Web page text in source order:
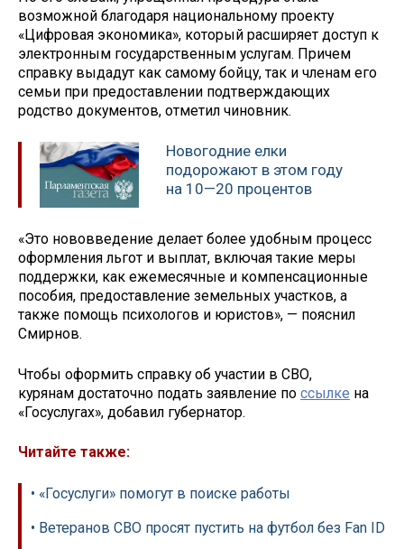
возможной благодаря национальному проекту
«Цифровая экономика», который расширяет доступ к
электронным государственным услугам. Причем
справку выдадут как самому бойцу, так и членам его
семьи при предоставлении подтверждающих
родство документов, отметил чиновник.
Новогодние елки
подорожают в этом году
на 10—20 процентов
«Это нововведение делает более удобным процесс
оформления льгот и выплат, включая такие меры
поддержки, как ежемесячные и компенсационные
пособия, предоставление земельных участков, а
также помощь психологов и юристов», — пояснил
Смирнов.
Чтобы оформить справку об участии в СВО,
курянам достаточно подать заявление по ссылке на
«Госуслугах», добавил губернатор.
Читайте также:
• «Госуслуги» помогут в поиске работы
• Ветеранов СВО просят пустить на футбол без Fan ID